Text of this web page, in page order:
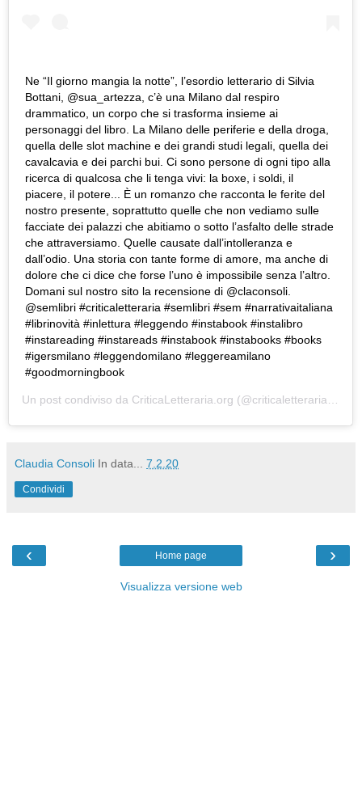
Ne “Il giorno mangia la notte”, l’esordio letterario di Silvia
Bottani, @sua_artezza, c’è una Milano dal respiro
drammatico, un corpo che si trasforma insieme ai
personaggi del libro. La Milano delle periferie e della droga,
quella delle slot machine e dei grandi studi legali, quella dei
cavalcavia e dei parchi bui. Ci sono persone di ogni tipo alla
ricerca di qualcosa che li tenga vivi: la boxe, i soldi, il
piacere, il potere... È un romanzo che racconta le ferite del
nostro presente, soprattutto quelle che non vediamo sulle
facciate dei palazzi che abitiamo o sotto l’asfalto delle strade
che attraversiamo. Quelle causate dall’intolleranza e
dall’odio. Una storia con tante forme di amore, ma anche di
dolore che ci dice che forse l’uno è impossibile senza l’altro.
Domani sul nostro sito la recensione di @claconsoli.
@semlibri #criticaletteraria #semlibri #sem #narrativaitaliana
#librinovità #inlettura #leggendo #instabook #instalibro
#instareading #instareads #instabook #instabooks #books
#igersmilano #leggendomilano #leggereamilano
#goodmorningbook
Un post condiviso da CriticaLetteraria.org (@criticaletteraria) in data:
Claudia Consoli In data... 7.2.20
Condividi
‹ ›
Home page
Visualizza versione web